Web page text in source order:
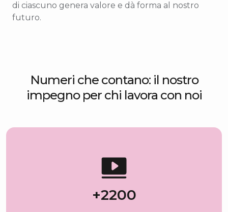
di ciascuno genera valore e dà forma al nostro
futuro.
Numeri che contano: il nostro
impegno per chi lavora con noi
+2200